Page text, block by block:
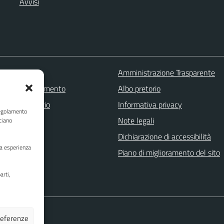
esperienza
appuntamento
disservizio
Amministrazione Trasparente
Albo pretorio
Informativa privacy
Note legali
Dichiarazione di accessibilità
Piano di miglioramento del sito